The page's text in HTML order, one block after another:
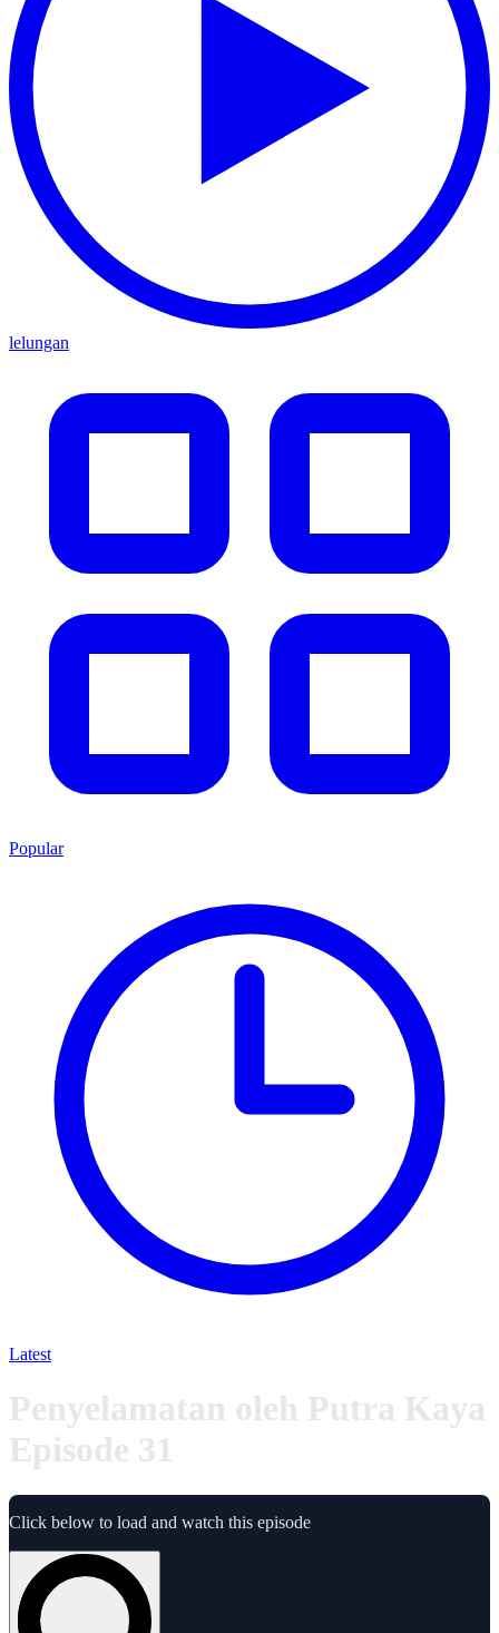
lelungan
Popular
Latest
Penyelamatan oleh Putra Kaya
Episode 31
Click below to load and watch this episode